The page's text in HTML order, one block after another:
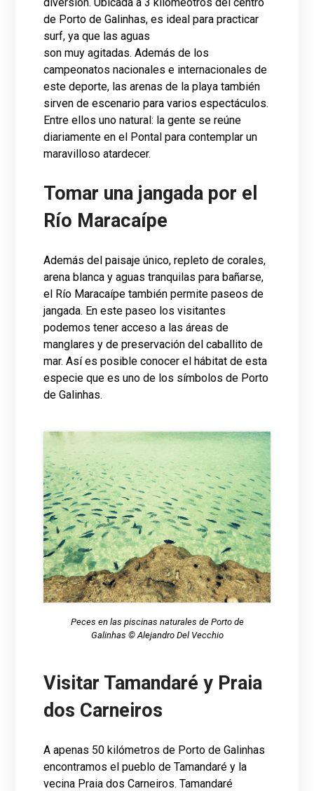
de Porto de Galinhas, es ideal para practicar
surf, ya que las aguas
son muy agitadas. Además de los
campeonatos nacionales e internacionales de
este deporte, las arenas de la playa también
sirven de escenario para varios espectáculos.
Entre ellos uno natural: la gente se reúne
diariamente en el Pontal para contemplar un
maravilloso atardecer.
Tomar una jangada por el
Río Maracaípe
Además del paisaje único, repleto de corales,
arena blanca y aguas tranquilas para bañarse,
el Río Maracaípe también permite paseos de
jangada. En este paseo los visitantes
podemos tener acceso a las áreas de
manglares y de preservación del caballito de
mar. Así es posible conocer el hábitat de esta
especie que es uno de los símbolos de Porto
de Galinhas.
Peces en las piscinas naturales de Porto de
Galinhas © Alejandro Del Vecchio
Visitar Tamandaré y Praia
dos Carneiros
A apenas 50 kilómetros de Porto de Galinhas
encontramos el pueblo de Tamandaré y la
vecina Praia dos Carneiros. Tamandaré